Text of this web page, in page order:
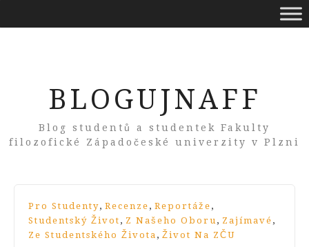
BLOGUJNAFF
Blog studentů a studentek Fakulty
filozofické Západočeské univerzity v Plzni
Pro Studenty, Recenze , Reportáže ,
Studentský Život , Z Našeho Oboru, Zajímavé ,
Ze Studentského Života , Život Na ZČU